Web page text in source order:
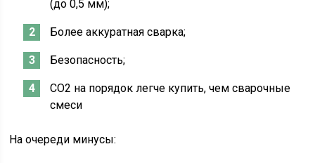
(до 0,5 мм);
Более аккуратная сварка;
Безопасность;
СО2 на порядок легче купить, чем сварочные
смеси
На очереди минусы: